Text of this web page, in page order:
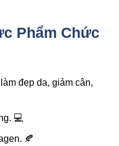
Phẩm Chức
đẹp da, giảm cân,
💻
🍂